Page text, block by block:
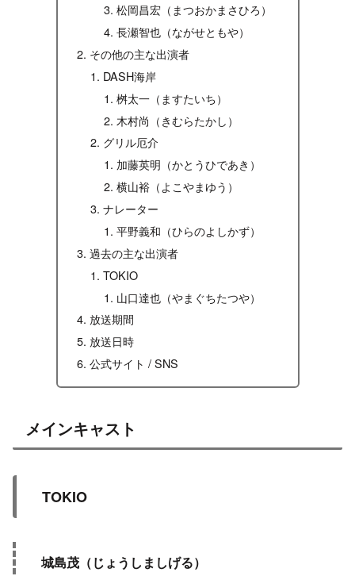
松岡昌宏（まつおかまさひろ）
長瀬智也（ながせともや）
その他の主な出演者
DASH海岸
桝太一（ますたいち）
木村尚（きむらたかし）
グリル厄介
加藤英明（かとうひであき）
横山裕（よこやまゆう）
ナレーター
平野義和（ひらのよしかず）
過去の主な出演者
TOKIO
山口達也（やまぐちたつや）
放送期間
放送日時
公式サイト / SNS
メインキャスト
TOKIO
城島茂（じょうしましげる）